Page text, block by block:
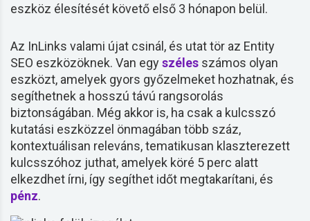
eszköz élesítését követő első 3 hónapon belül.
Az InLinks valami újat csinál, és utat tör az Entity
SEO eszközöknek. Van egyszéles számos olyan
eszközt, amelyek gyors győzelmeket hozhatnak, és
segíthetnek a hosszú távú rangsorolás
biztonságában. Még akkor is, ha csak a kulcsszó
kutatási eszközzel önmagában több száz,
kontextuálisan releváns, tematikusan klaszterezett
kulcsszóhoz juthat, amelyek köré 5 perc alatt
elkezdhet írni, így segíthet időt megtakarítani, és
pénz.